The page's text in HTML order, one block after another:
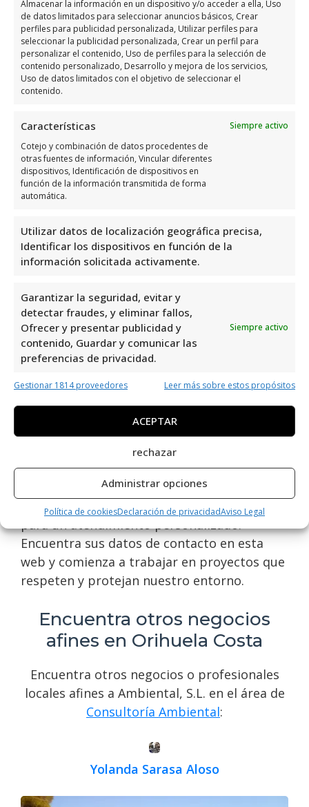
Almacenar la información en un dispositivo y/o acceder a ella, Uso
de datos limitados para seleccionar anuncios básicos, Crear
perfiles para publicidad personalizada, Utilizar perfiles para
seleccionar la publicidad personalizada, Crear un perfil para
personalizar el contenido, Uso de perfiles para la selección de
contenido personalizado, Desarrollo y mejora de los servicios,
Uso de datos limitados con el objetivo de seleccionar el
contenido.
Características
Siempre activo
Cotejo y combinación de datos procedentes de
otras fuentes de información, Vincular diferentes
dispositivos, Identificación de dispositivos en
función de la información transmitida de forma
automática.
Utilizar datos de localización geográfica precisa,
Identificar los dispositivos en función de la
información solicitada activamente.
Garantizar la seguridad, evitar y
detectar fraudes, y eliminar fallos,
Ofrecer y presentar publicidad y
contenido, Guardar y comunicar las
preferencias de privacidad.
Siempre activo
Gestionar 1814 proveedores Leer más sobre estos propósitos
ACEPTAR
rechazar
Administrar opciones
Política de cookiesDeclaración de privacidadAviso Legal
Domingo
Cerrado
Opiniones y información
extra sobre Ambiental, S.L.
Consultoría Ambiental ubicada en Murcia,
España. Con una valoración de 4,3 y 8
reseñas, demuestran su compromiso y
calidad en el sector. Su ubicación en la Calle
Gran Nelva, Zona Empresarial Atalayas, los
posiciona como referentes en la zona. Su
enfoque en el cuidado del medio ambiente y
excelente opción para quienes buscan
soluciones ambientales.
Ambiental, S.L.es uno de los mejores
Orihuela Costa. Ofrecen una amplia gama de
ambiental, gestión de residuos, estudios de
contaminación, entre otros. Si buscas
asesoramiento profesional y soluciones
sostenibles, no dudes en contactar con ellos
para un atendimiento personalizado.
Encuentra sus datos de contacto en esta
web y comienza a trabajar en proyectos que
respeten y protejan nuestro entorno.
Encuentra otros negocios
afines en Orihuela Costa
Encuentra otros negocios o profesionales
locales afines a Ambiental, S.L. en el área de
Consultoría Ambiental:
Yolanda Sarasa Aloso